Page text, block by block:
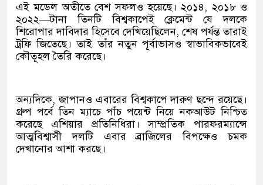
এই মডেল অতীতে বেশ সফলও হয়েছে। ২০১৪, ২০১৮ ও
২০২২—টানা তিনটি বিশ্বকাপেই ক্লেমেন্ট যে দলকে
শিরোপার দাবিদার হিসেবে দেখিয়েছিলেন, শেষ পর্যন্ত তারাই
ট্রফি জিতেছে। তাই তাঁর নতুন পূর্বাভাসও স্বাভাবিকভাবেই
কৌতূহল তৈরি করেছে।
অন্যদিকে, জাপানও এবারের বিশ্বকাপে দারুণ ছন্দে রয়েছে।
গ্রুপ পর্বে তিন ম্যাচে পাঁচ পয়েন্ট নিয়ে নকআউট নিশ্চিত
করেছে এশিয়ার প্রতিনিধিরা। সাম্প্রতিক পারফরম্যান্সে
আত্মবিশ্বাসী দলটি এবার ব্রাজিলের বিপক্ষেও চমক
দেখানোর আশা করছে।